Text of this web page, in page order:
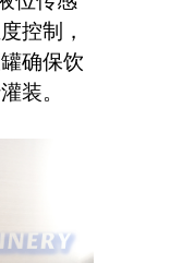
控制，
确保饮
装。